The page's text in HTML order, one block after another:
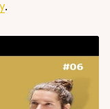
.